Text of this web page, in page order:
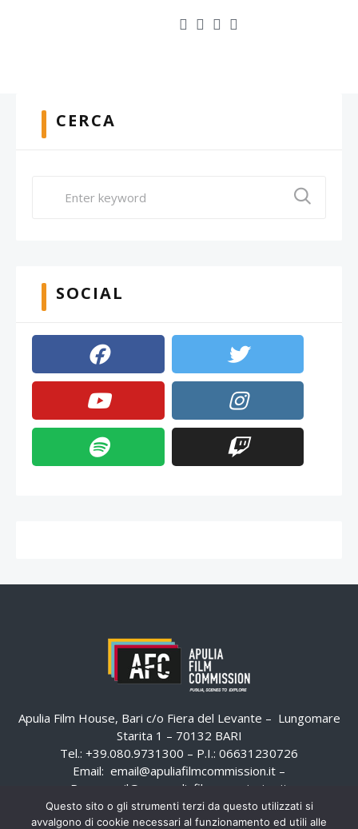
CERCA
SOCIAL
Apulia Film House, Bari c/o Fiera del Levante – Lungomare
Starita 1 – 70132 BARI
Tel.: +39.080.9731300 – P.I.: 06631230726
Email: email@apuliafilmcommission.it –
Pec:
email@pec.apuliafilmcommission.it
Questo sito o gli strumenti terzi da questo utilizzati si
avvalgono di cookie necessari al funzionamento ed utili alle